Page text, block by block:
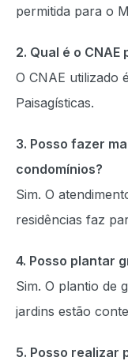
permitida para o
2. Qual é o
O CNAE utilizado
Paisagísticas.
3. Posso fazer
condomínios?
Sim. O
residências faz
4. Posso plantar
Sim. O plantio de
jardins estão
5. Posso realizar